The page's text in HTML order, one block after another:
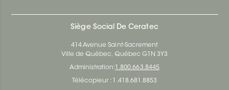
Siège Social De Ceratec
414 Avenue Saint-Sacrement
Ville de Québec, Québec G1N 3Y3
Administration: 1.800.663.8445
Télécopieur : 1.418.681.8853